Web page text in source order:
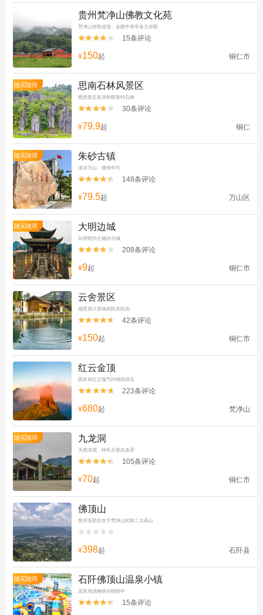
贵州梵净山佛教文化苑
梵净山弥勒道场，金殿中座有金玉弥勒

 15条评论
¥150起 铜仁市
随买随用 思南石林风景区
观赏形态各异的喀斯特石林

 30条评论
¥79.9起 铜仁
随买随用 朱砂古镇
清凉万山、激情年代

 148条评论
¥79.5起 万山区
随买随用 大明边城
以明朝为主题的古城

 208条评论
¥9起 铜仁市
云舍景区
感受原汁原味的民风民俗

 42条评论
¥150起 铜仁市
红云金顶
因常有红云瑞气环绕而得名

 223条评论
¥680起 梵净山
随买随用 九龙洞
天然溶洞，钟乳石形态各异

 105条评论
¥70起 铜仁市
佛顶山
贵州东部仅次于梵净山的第二大高山


¥398起 石阡县
随买随用 石阡佛顶山温泉小镇
温泉泡池掩映在植物中

 15条评论